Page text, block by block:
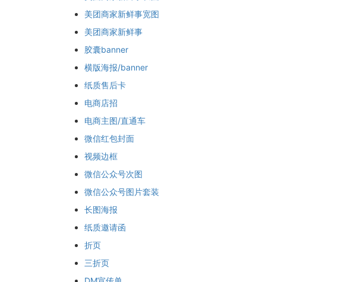
美团商家新鲜事宽图
美团商家新鲜事
胶囊banner
横版海报/banner
纸质售后卡
电商店招
电商主图/直通车
微信红包封面
视频边框
微信公众号次图
微信公众号图片套装
长图海报
纸质邀请函
折页
三折页